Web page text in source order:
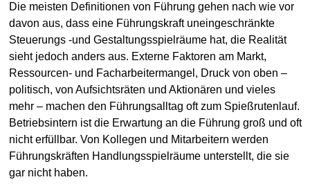
Die meisten Definitionen von Führung gehen nach wie vor
davon aus, dass eine Führungskraft uneingeschränkte
Steuerungs -und Gestaltungsspielräume hat, die Realität
sieht jedoch anders aus. Externe Faktoren am Markt,
Ressourcen- und Facharbeitermangel, Druck von oben –
politisch, von Aufsichtsräten und Aktionären und vieles
mehr – machen den Führungsalltag oft zum Spießrutenlauf.
Betriebsintern ist die Erwartung an die Führung groß und oft
nicht erfüllbar. Von Kollegen und Mitarbeitern werden
Führungskräften Handlungsspielräume unterstellt, die sie
gar nicht haben.